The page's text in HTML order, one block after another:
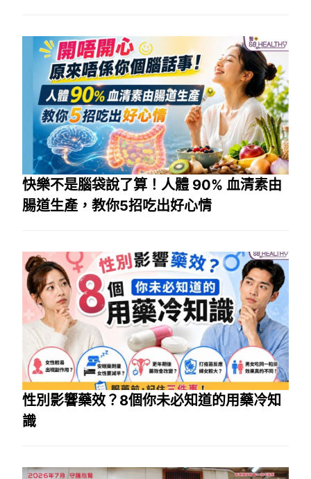
快樂不是腦袋說了算！人體 90% 血清素由
腸道生產，教你5招吃出好心情
性別影響藥效？8個你未必知道的用藥冷知
識